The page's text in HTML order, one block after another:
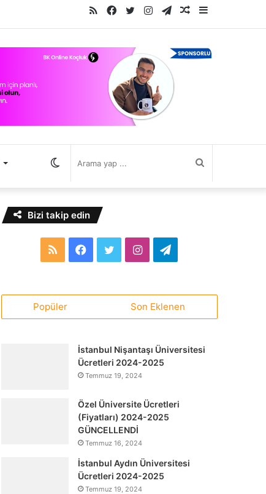
Kenar
Bölmesi
Rastgele
Makale
Telegram
Instagram
Twitter
Facebook
RSS
değiştir
Bizi takip edin
RSS Facebook
TwitterInstagramTelegram
Popüler Son Eklenen
İstanbul Nişantaşı Üniversitesi
Ücretleri 2024-2025
Temmuz 19, 2024
Özel Üniversite Ücretleri
(Fiyatları) 2024-2025
GÜNCELLENDİ
Temmuz 16, 2024
İstanbul Aydın Üniversitesi
Ücretleri 2024-2025
Temmuz 19, 2024